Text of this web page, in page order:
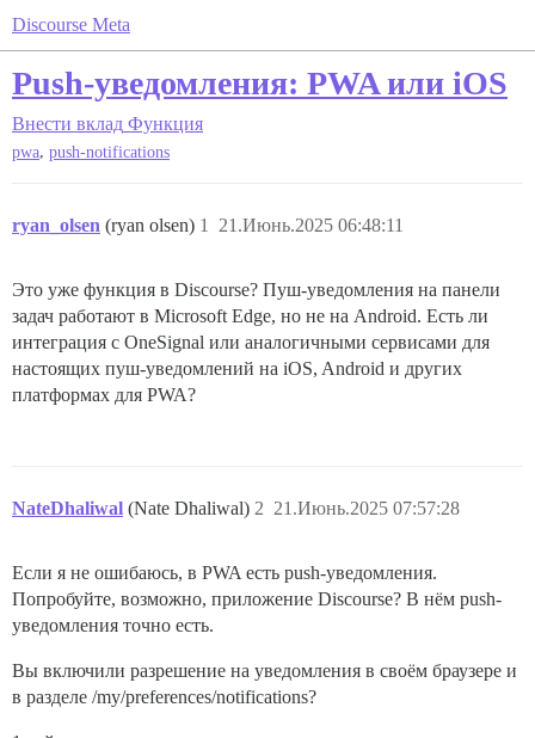
Discourse Meta
Push-уведомления: PWA или iOS
Внести вклад Функция
pwa, push-notifications
ryan_olsen (ryan olsen) 21.Июнь.2025 06:48:11
1
Это уже функция в Discourse? Пуш-уведомления на панели
задач работают в Microsoft Edge, но не на Android. Есть ли
интеграция с OneSignal или аналогичными сервисами для
настоящих пуш-уведомлений на iOS, Android и других
платформах для PWA?
NateDhaliwal (Nate Dhaliwal) 21.Июнь.2025 07:57:28
2
Если я не ошибаюсь, в PWA есть push-уведомления.
Попробуйте, возможно, приложение Discourse? В нём push-
уведомления точно есть.
Вы включили разрешение на уведомления в своём браузере и
в разделе /my/preferences/notifications?